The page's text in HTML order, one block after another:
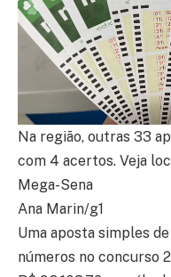
Na região, outras 33
com 4 acertos. Veja
Mega-Sena
Ana Marin/g1
Uma aposta simples
números no concurso